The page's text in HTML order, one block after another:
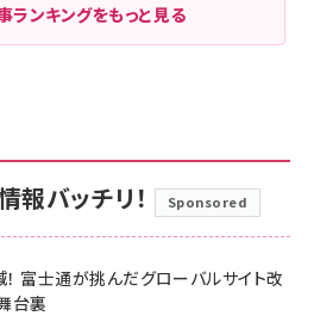
ランキングをもっと見る
バッチリ！ Sponsored
富士通が挑んだグローバルサイト改
台裏